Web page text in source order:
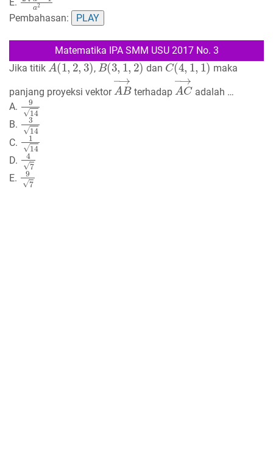
E.
Pembahasan: PLAY
Matematika IPA SMM USU 2017 No. 3
Jika titik
A(1,2,3)
,
B(3,1,2)
dan
C(4,1,1)
maka
panjang proyeksi vektor
AB→
terhadap
AC→
adalah …
A.
914
B.
314
C.
114
D.
47
E.
97